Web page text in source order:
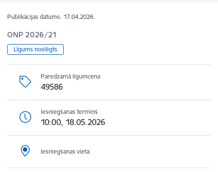
Publikācijas datums: 17.04.2026.
ONP 2026/21
Līgums noslēgts
Paredzamā līgumcena
49586
Iesniegšanas termiņš
10:00, 18.05.2026
Iesniegšanas vieta